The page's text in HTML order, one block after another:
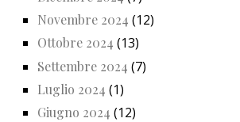
Novembre 2024 (12)
Ottobre 2024 (13)
Settembre 2024 (7)
Luglio 2024 (1)
Giugno 2024 (12)